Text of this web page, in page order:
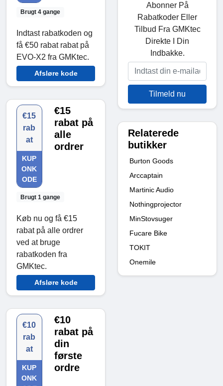
Brugt 4 gange
Indtast rabatkoden og
få €50 rabat rabat på
EVO-X2 fra GMKtec.
Afsløre kode
€15
rab
at
KUP
ONK
ODE
Brugt 1 gange
€15
rabat på
alle
ordrer
Køb nu og få €15
rabat på alle ordrer
ved at bruge
rabatkoden fra
GMKtec.
Afsløre kode
€10
rab
at
KUP
ONK
€10
rabat på
din
første
ordre
Abonner På
Rabatkoder Eller
Tilbud Fra GMKtec
Direkte I Din
Indbakke.
Tilmeld nu
Relaterede
butikker
Burton Goods
Arccaptain
Martinic Audio
Nothingprojector
MinStovsuger
Fucare Bike
TOKIT
Onemile